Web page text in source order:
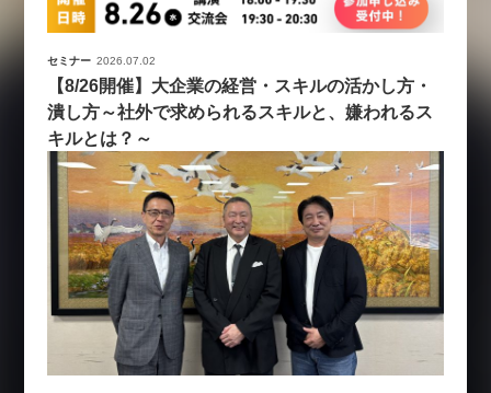
セミナー 2026.07.02
【8/26開催】大企業の経営・スキルの活かし方・
潰し方～社外で求められるスキルと、嫌われるス
キルとは？～